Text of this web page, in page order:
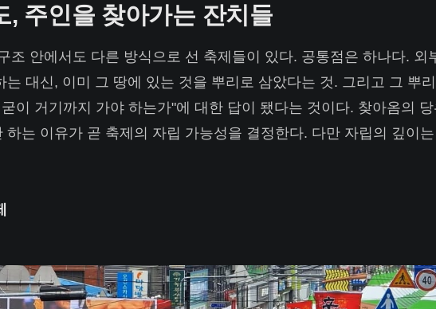
, 주인을 찾아가는 잔치들
조 안에서도 다른 방식으로 선 축제들이 있다. 공통점은 하나다. 외
는 대신, 이미 그 땅에 있는 것을 뿌리로 삼았다는 것. 그리고 그 뿌
이 거기까지 가야 하는가"에 대한 답이 됐다는 것이다. 찾아옴의 당
하는 이유가 곧 축제의 자립 가능성을 결정한다. 다만 자립의 깊이